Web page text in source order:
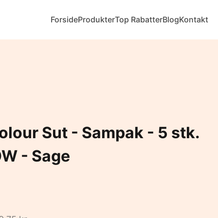
ForsideProdukterTop RabatterBlogKontakt
Sut - Sampak - 5 stk.
- Sage